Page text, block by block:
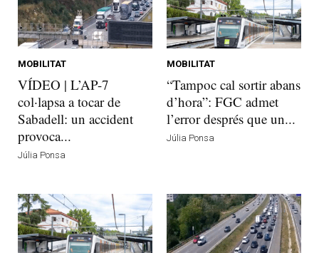
MOBILITAT
VÍDEO | L’AP-7
col·lapsa a tocar de
Sabadell: un accident
provoca...
Júlia Ponsa
MOBILITAT
“Tampoc cal sortir abans
d’hora”: FGC admet
l’error després que un...
Júlia Ponsa